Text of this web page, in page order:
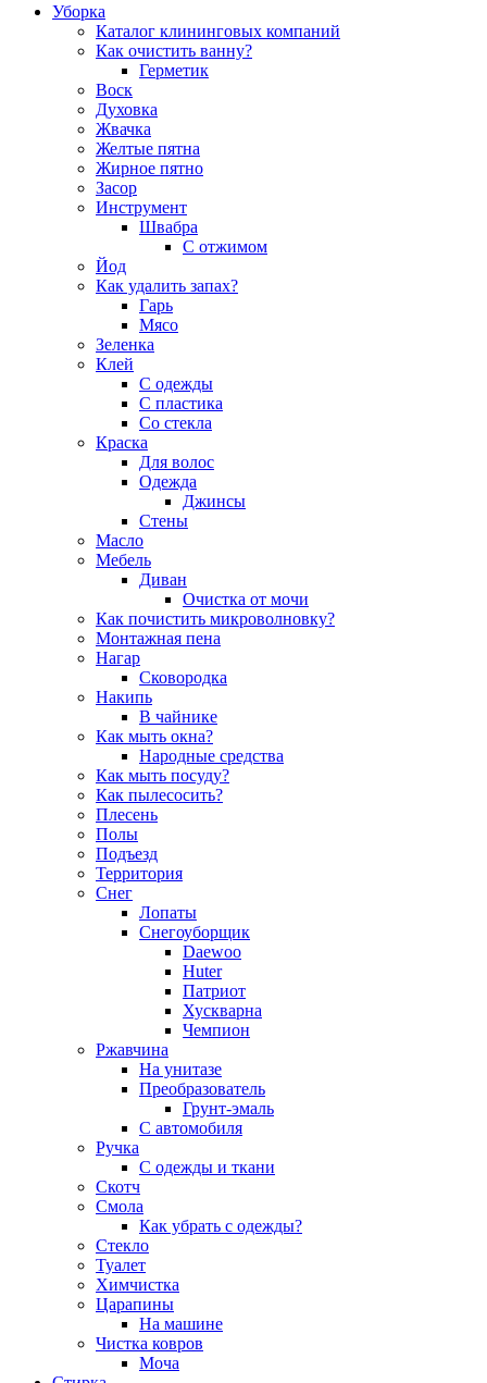
Уборка
Каталог клининговых компаний
Как очистить ванну?
Герметик
Воск
Духовка
Жвачка
Желтые пятна
Жирное пятно
Засор
Инструмент
Швабра
С отжимом
Йод
Как удалить запах?
Гарь
Мясо
Зеленка
Клей
С одежды
С пластика
Со стекла
Краска
Для волос
Одежда
Джинсы
Стены
Масло
Мебель
Диван
Очистка от мочи
Как почистить микроволновку?
Монтажная пена
Нагар
Сковородка
Накипь
В чайнике
Как мыть окна?
Народные средства
Как мыть посуду?
Как пылесосить?
Плесень
Полы
Подъезд
Территория
Снег
Лопаты
Снегоуборщик
Daewoo
Huter
Патриот
Хускварна
Чемпион
Ржавчина
На унитазе
Преобразователь
Грунт-эмаль
С автомобиля
Ручка
С одежды и ткани
Скотч
Смола
Как убрать с одежды?
Стекло
Туалет
Химчистка
Царапины
На машине
Чистка ковров
Моча